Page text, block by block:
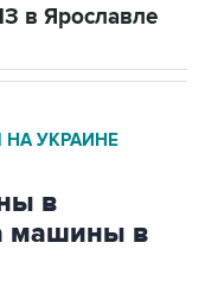
в Ярославле
УКРАИНЕ
в
машины в